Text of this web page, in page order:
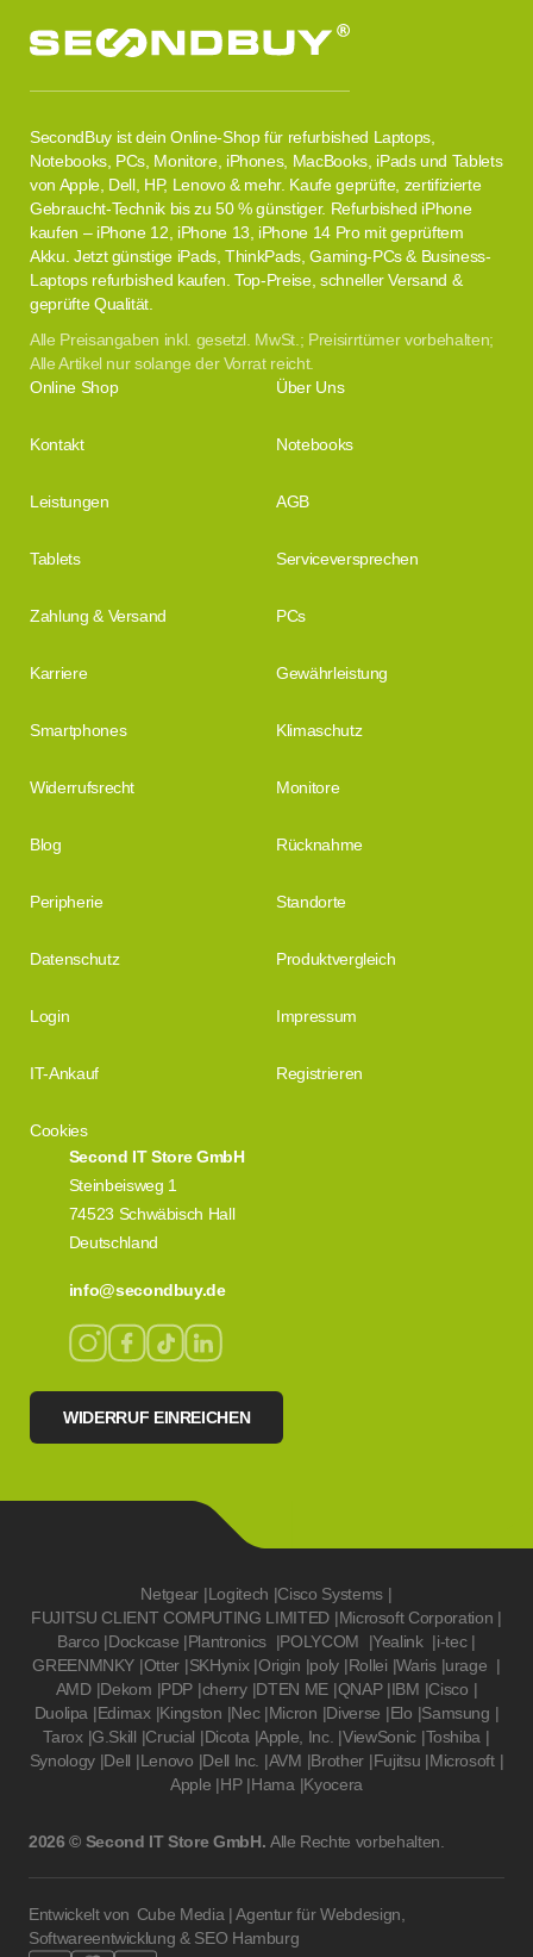
SecondBuy ist dein Online-Shop für refurbished Laptops,
Notebooks, PCs, Monitore, iPhones, MacBooks, iPads und Tablets
von Apple, Dell, HP, Lenovo & mehr. Kaufe geprüfte, zertifizierte
Gebraucht-Technik bis zu 50 % günstiger. Refurbished iPhone
kaufen – iPhone 12, iPhone 13, iPhone 14 Pro mit geprüftem
Akku. Jetzt günstige iPads, ThinkPads, Gaming-PCs & Business-
Laptops refurbished kaufen. Top-Preise, schneller Versand &
geprüfte Qualität.
Alle Preisangaben inkl. gesetzl. MwSt.; Preisirrtümer vorbehalten;
Alle Artikel nur solange der Vorrat reicht.
Second IT Store GmbH
Steinbeisweg 1
74523 Schwäbisch Hall
Deutschland
info@secondbuy.de
WIDERRUF EINREICHEN
Online Shop Über Uns
Kontakt Notebooks
Leistungen AGB
Tablets Serviceversprechen
Zahlung & Versand PCs
Karriere Gewährleistung
Smartphones Klimaschutz
Widerrufsrecht Monitore
Blog Rücknahme
Peripherie Standorte
Datenschutz Produktvergleich
Login Impressum
IT-Ankauf Registrieren
Cookies
Netgear |Logitech |Cisco Systems |
FUJITSU CLIENT COMPUTING LIMITED |Microsoft Corporation |
Barco |Dockcase |Plantronics |POLYCOM |Yealink |i-tec |
GREENMNKY |Otter |SKHynix |Origin |poly |Rollei |Waris |urage |
AMD |Dekom |PDP |cherry |DTEN ME |QNAP |IBM |Cisco |
Duolipa |Edimax |Kingston |Nec |Micron |Diverse |Elo |Samsung |
Tarox |G.Skill |Crucial |Dicota |Apple, Inc. |ViewSonic |Toshiba |
Synology |Dell |Lenovo |Dell Inc. |AVM |Brother |Fujitsu |Microsoft |
Apple |HP |Hama |Kyocera
2026 © Second IT Store GmbH. Alle Rechte vorbehalten.
Entwickelt von Cube Media | Agentur für Webdesign,
Softwareentwicklung & SEO Hamburg